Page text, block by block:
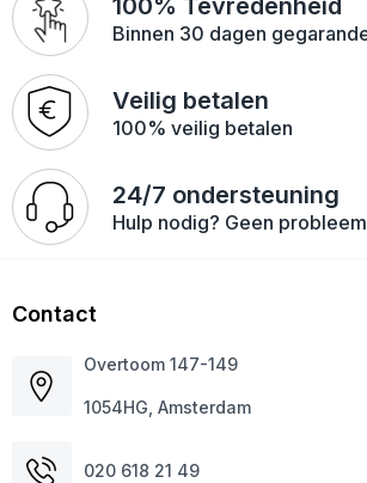
100% Tevredenheid
Binnen 30 dagen
Veilig betalen
100% veilig betalen
24/7 ondersteuning
Hulp nodig? Geen
Contact
Overtoom 147-149
1054HG, Amsterdam
020 618 21 49